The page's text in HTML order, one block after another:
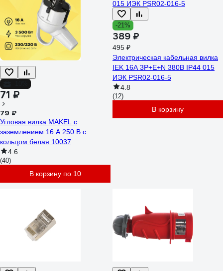
71 ₽
79 ₽
Угловая вилка MAKEL с
заземлением 16 А 250 В с
кольцом белая 10037
4.6
(40)
В корзину по 10
-21%
389 ₽
495 ₽
Электрическая кабельная вилка
IEK 16А 3P+E+N 380В IP44 015
ИЭК PSR02-016-5
4.8
(12)
В корзину